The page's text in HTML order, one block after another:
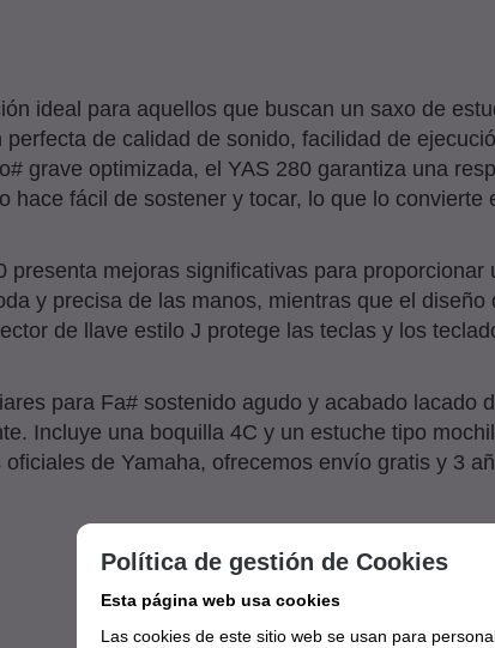
ideal para aquellos que buscan un saxo de
de calidad de sonido, facilidad de
grave optimizada, el YAS 280 garantiza una
hace fácil de sostener y tocar, lo que lo
mejoras significativas para
y precisa de las manos, mientras que el
de llave estilo J protege las teclas y los
para Fa# sostenido agudo y acabado lacado
Incluye una boquilla 4C y un estuche tipo
de Yamaha, ofrecemos envío gratis y 3
Política de gestión de Cookies
Esta página web usa cookies
Las cookies de este sitio web se usan para